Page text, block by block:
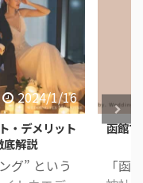
2023/11/9
人必見！【おすすめ
場紹介】
いけれど、どの